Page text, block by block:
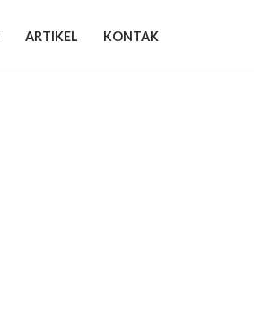
ARTIKEL KONTAK